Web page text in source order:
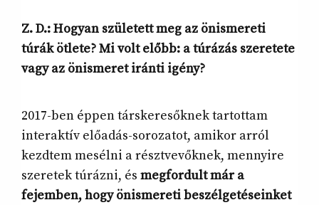
Z. D.: Hogyan született meg az önismereti
túrák ötlete? Mi volt előbb: a túrázás szeretete
vagy az önismeret iránti igény?
2017-ben éppen társkeresőknek tartottam
interaktív előadás-sorozatot, amikor arról
kezdtem mesélni a résztvevőknek, mennyire
szeretek túrázni, és megfordult már a
fejemben, hogy önismereti beszélgetéseinket